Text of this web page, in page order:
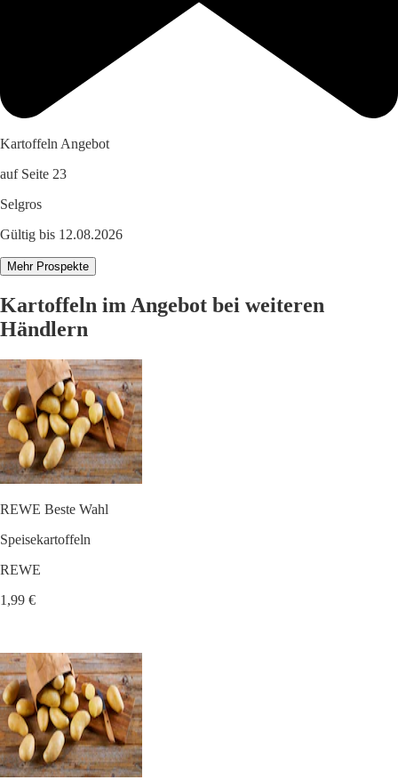
Kartoffeln Angebot
auf Seite 23
Selgros
Gültig bis 12.08.2026
Mehr Prospekte
Kartoffeln im Angebot bei weiteren
Händlern
REWE Beste Wahl
Speisekartoffeln
REWE
1,99 €